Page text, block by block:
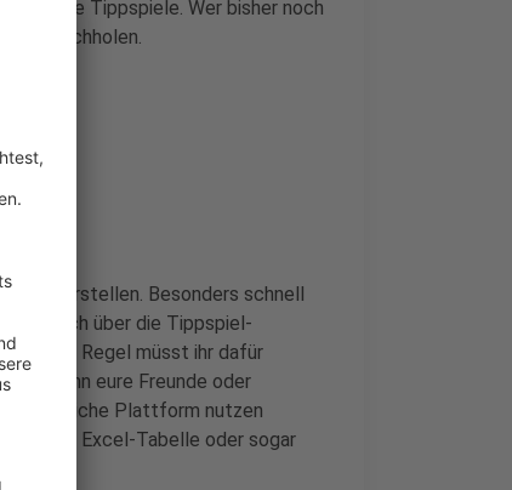
Tippspiele. Wer bisher noch
nachholen.
erstellen. Besonders schnell
oder auch über die Tippspiel-
In der Regel müsst ihr dafür
dann eure Freunde oder
zusätzliche Plattform nutzen
einer Excel-Tabelle oder sogar